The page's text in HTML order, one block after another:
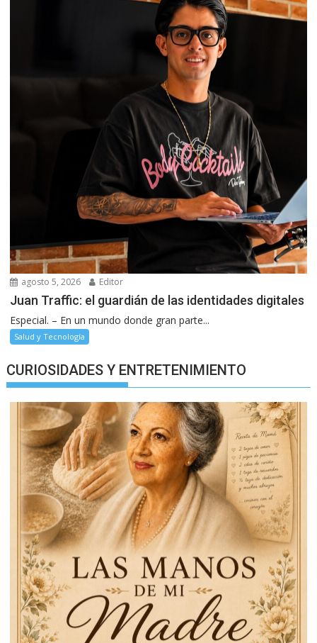
agosto 5, 2026 Editor
Juan Traffic: el guardián de las identidades digitales
Especial. – En un mundo donde gran parte...
Salud y Tecnología
CURIOSIDADES Y ENTRETENIMIENTO